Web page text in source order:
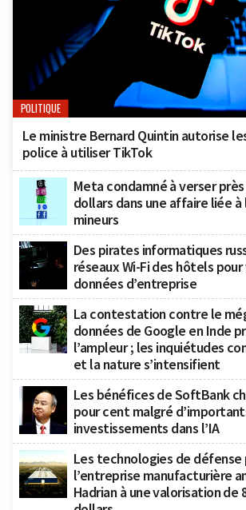
POLITIQUE
Le ministre Bernard Quintin autorise
police à utiliser TikTok
Meta condamné à verser
dollars dans une affaire liée
mineurs
Des pirates informatiques
réseaux Wi-Fi des hôtels
données d’entreprise
La contestation contre le
données de Google en Inde
l’ampleur ; les inquiétudes
et la nature s’intensifient
Les bénéfices de SoftBank
pour cent malgré
investissements dans l’IA
Les technologies de
l’entreprise manufacturière
Hadrian à une valorisation de